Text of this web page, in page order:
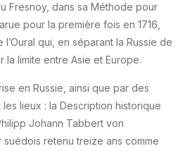
Fresnoy, dans sa Méthode pour
pour la première fois en 1716,
qui, en séparant la Russie de
la limite entre Asie et Europe.
en Russie, ainsi que par des
lieux : la Description historique
Johann Tabbert von
retenu treize ans comme